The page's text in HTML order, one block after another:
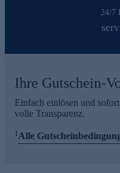
24/7
Ihre Gutschein-
Einfach einlösen und
volle Transparenz.
1Alle